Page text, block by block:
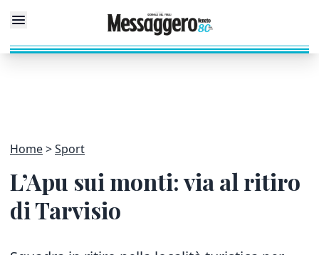
Home Sport
L’Apu sui monti: via al ritiro
di Tarvisio